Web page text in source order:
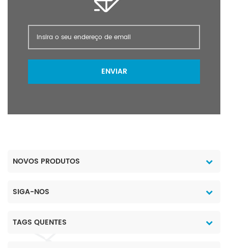
ENVIAR
NOVOS PRODUTOS
SIGA-NOS
TAGS QUENTES